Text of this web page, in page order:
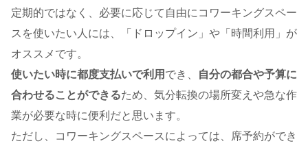
定期的ではなく、必要に応じて自由にコワーキングスペー
スを使いたい人には、「ドロップイン」や「時間利用」が
オススメです。
使いたい時に都度支払いで利用 でき、
自分の都合や予算に
合わせることができるため、気分転換の場所変えや急な作
業が必要な時に便利だと思います。
ただし、コワーキングスペースによっては、席予約ができ